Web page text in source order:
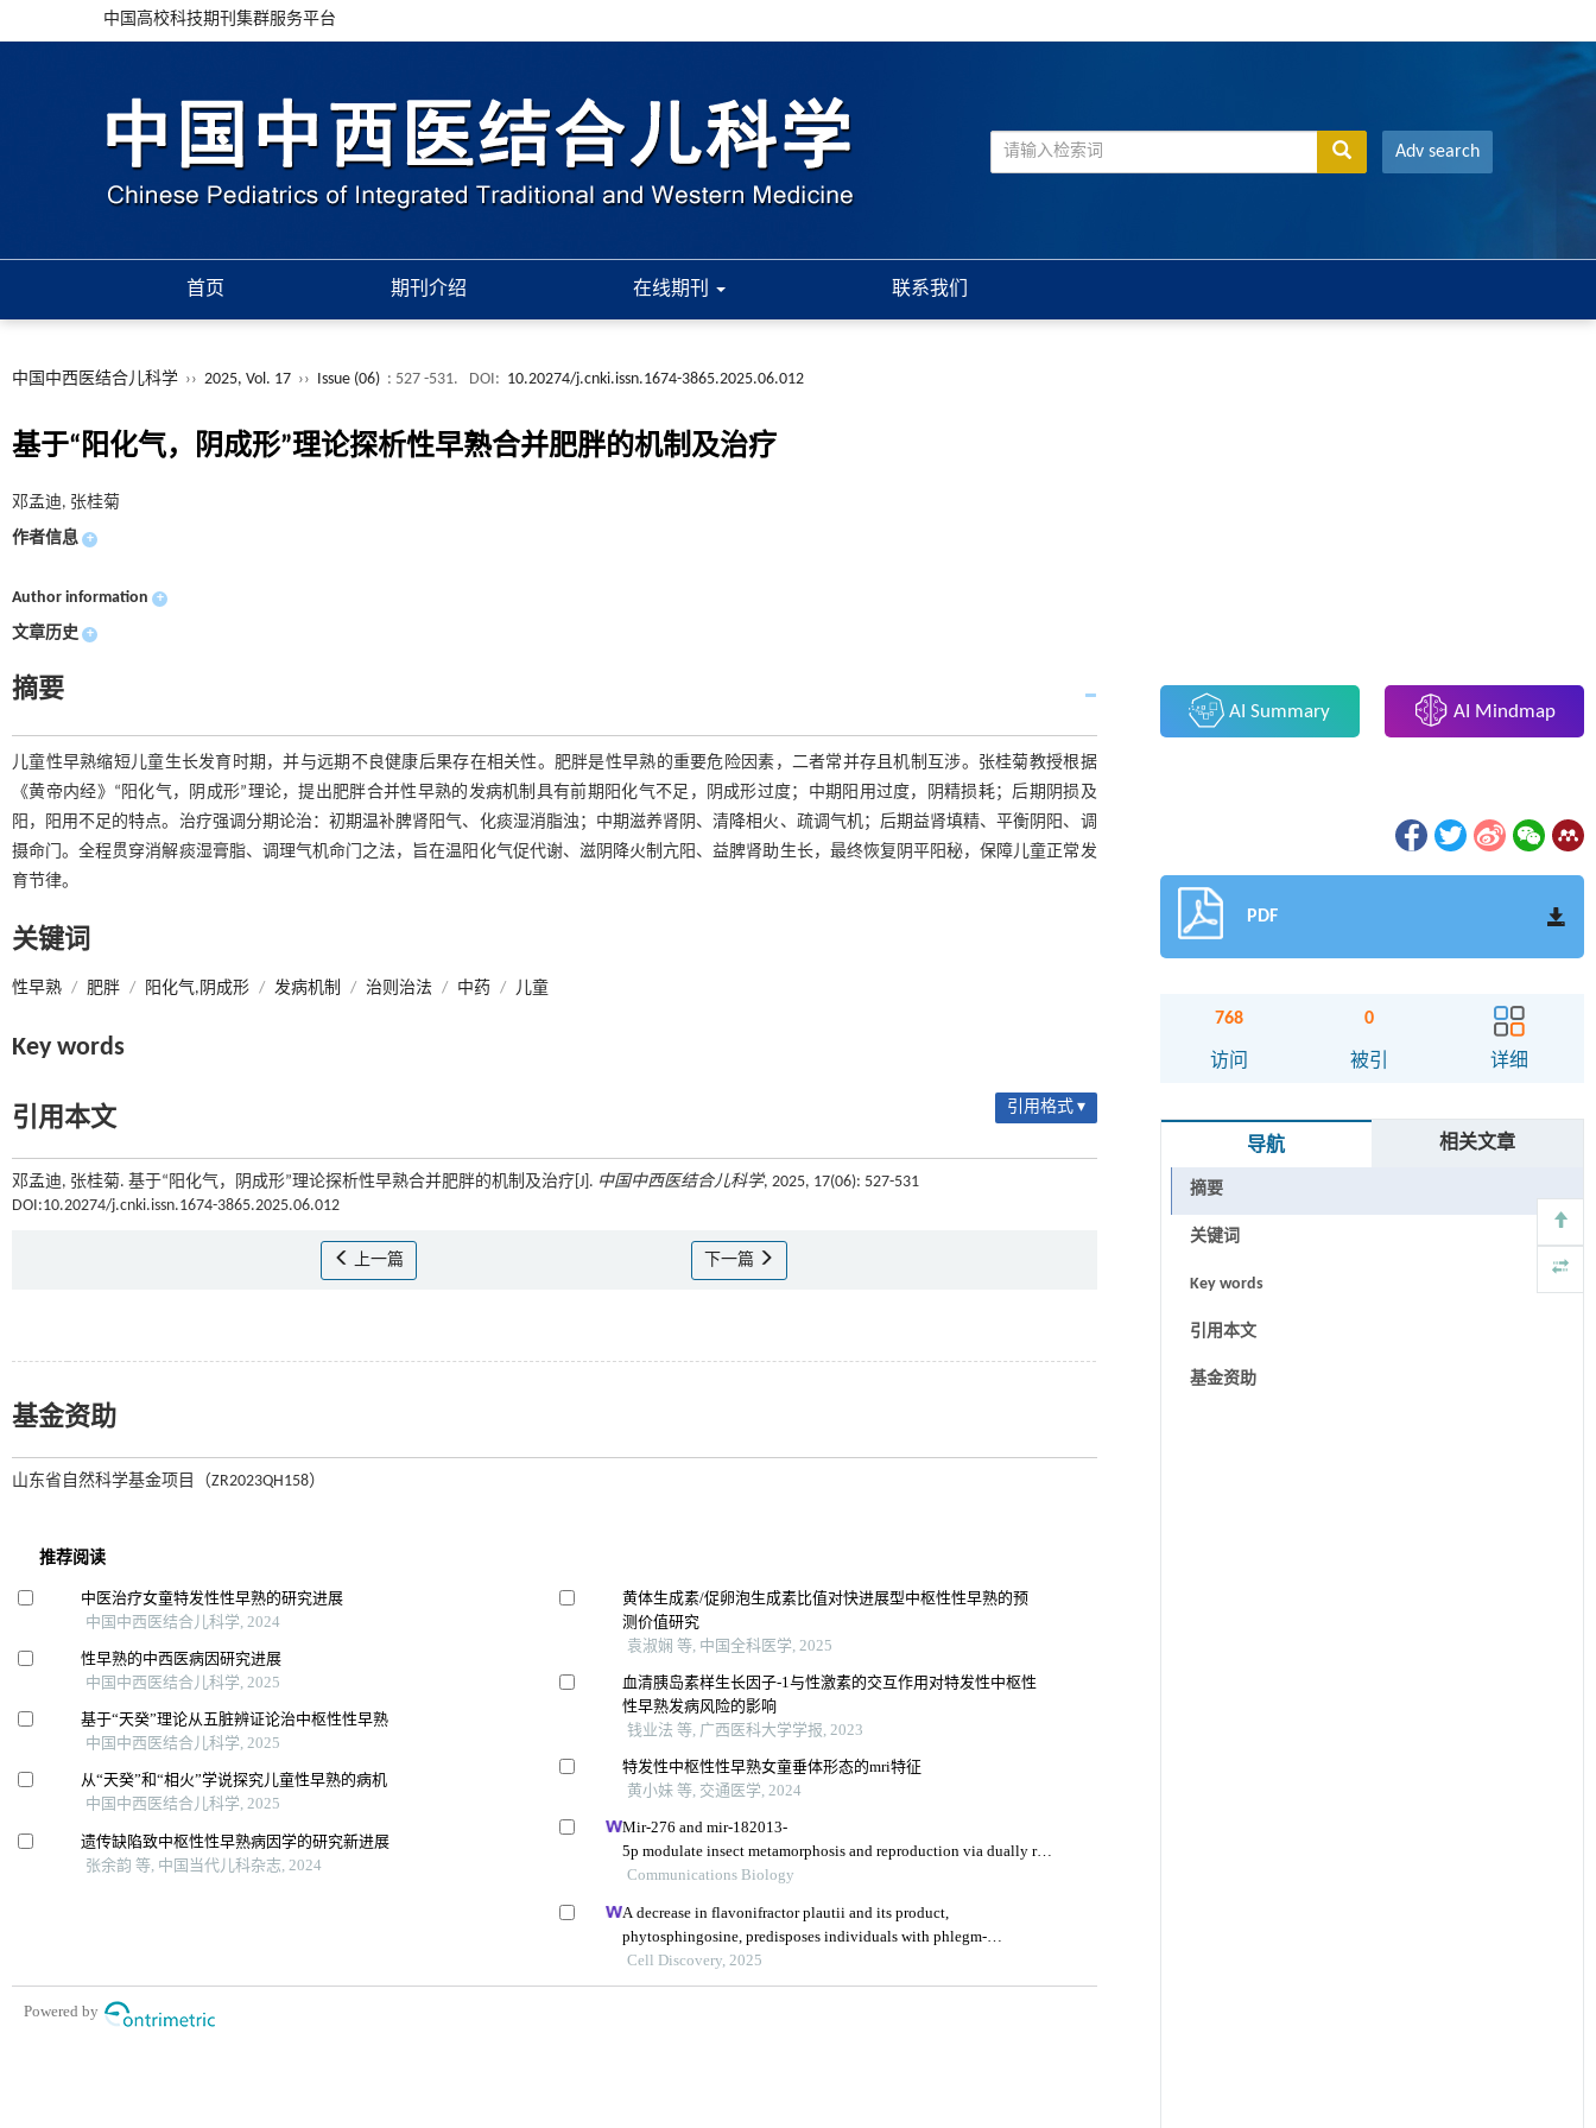
中国高校科技期刊集群服务平台
Adv search
首页 期刊介绍 在线期刊 联系我们
中国中西医结合儿科学 ›› 2025, Vol. 17 ›› Issue (06) : 527 -531. DOI: 10.20274/j.cnki.issn.1674-3865.2025.06.012
基于“阳化气，阴成形”理论探析性早熟合并肥胖的机制及治疗
邓孟迪, 张桂菊
作者信息 +
Author information +
文章历史 +
摘要
儿童性早熟缩短儿童生长发育时期，并与远期不良健康后果存在相关性。肥胖是性早熟的重要危险因素，二者常并存且机制互涉。张桂菊教授根据
《黄帝内经》“阳化气，阴成形”理论，提出肥胖合并性早熟的发病机制具有前期阳化气不足，阴成形过度；中期阳用过度，阴精损耗；后期阴损及
阳，阳用不足的特点。治疗强调分期论治：初期温补脾肾阳气、化痰湿消脂浊；中期滋养肾阴、清降相火、疏调气机；后期益肾填精、平衡阴阳、调
摄命门。全程贯穿消解痰湿膏脂、调理气机命门之法，旨在温阳化气促代谢、滋阴降火制亢阳、益脾肾助生长，最终恢复阴平阳秘，保障儿童正常发
育节律。
关键词
性早熟 / 肥胖 / 阳化气,阴成形 / 发病机制 / 治则治法 / 中药 / 儿童
Key words
引用本文 引用格式 ▾
邓孟迪, 张桂菊. 基于“阳化气，阴成形”理论探析性早熟合并肥胖的机制及治疗[J]. 中国中西医结合儿科学, 2025, 17(06): 527-531
DOI:10.20274/j.cnki.issn.1674-3865.2025.06.012
上一篇 下一篇
基金资助
山东省自然科学基金项目（ZR2023QH158）
AI Summary AI Mindmap
PDF
768
访问
0
被引 详细
导航 相关文章
摘要
关键词
Key words
引用本文
基金资助